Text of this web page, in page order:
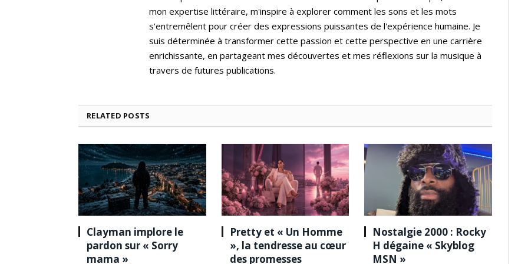
mon expertise littéraire, m'inspire à explorer comment les sons et les mots
s'entremêlent pour créer des expressions puissantes de l'expérience humaine. Je
suis déterminée à transformer cette passion et cette perspective en une carrière
enrichissante, en partageant mes découvertes et mes réflexions sur la musique à
travers de futures publications.
RELATED POSTS
Clayman implore le
pardon sur « Sorry
mama »
Pretty et « Un Homme
», la tendresse au cœur
des promesses
Nostalgie 2000 : Rocky
H dégaine « Skyblog
MSN »